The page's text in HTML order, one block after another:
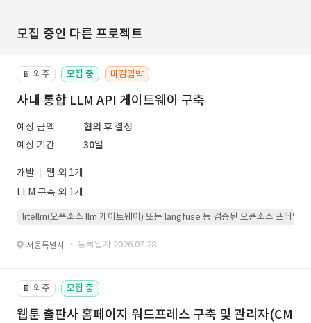
모집 중인 다른 프로젝트
📔 외주 모집 중 마감임박
사내 통합 LLM API 게이트웨이 구축
예상 금액
협의 후 결정
예상 기간
30일
개발
웹 외 1개
LLM 구축 외 1개
litellm(오픈소스 llm 게이트웨이) 또는 langfuse 등 검증된 오픈소스 프레임워
서울특별시 · 등록일자 2026.07.28.
📔 외주 모집 중
웹툰 출판사 홈페이지 워드프레스 구축 및 관리자(CM